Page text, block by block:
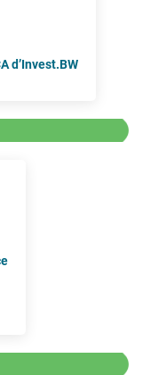
d’Invest.BW